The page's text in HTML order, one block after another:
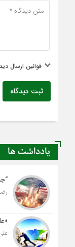
قوانین ارسال
ثبت دیدگاه
یادداشت ها